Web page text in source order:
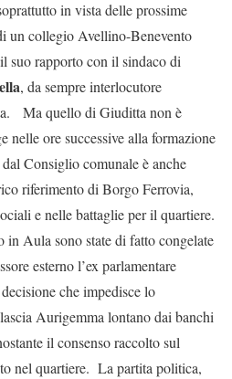
in vista delle prossime
un collegio Avellino-Benevento
suo rapporto con il sindaco di
, da sempre interlocutore
Ma quello di Giuditta non è
nelle ore successive alla formazione
Consiglio comunale è anche
riferimento di Borgo Ferrovia,
e nelle battaglie per il quartiere.
in Aula sono state di fatto congelate
esterno l’ex parlamentare
che impedisce lo
Aurigemma lontano dai banchi
il consenso raccolto sul
nel quartiere. La partita politica,